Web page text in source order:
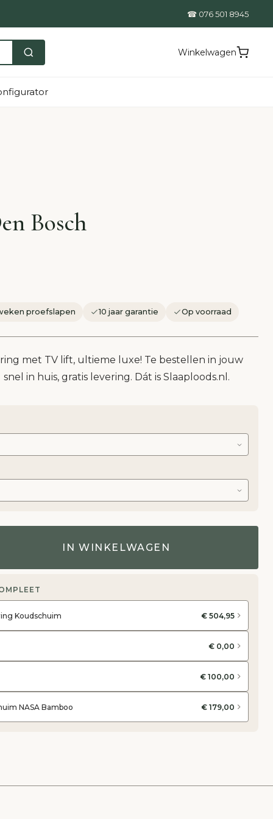
☎ 076 501 8945
Winkelwagen
Bosch
proefslapen 10 jaar garantie Op voorraad
met TV lift, ultieme luxe! Te bestellen in jouw
in huis, gratis levering. Dát is Slaaploods.nl.
IN WINKELWAGEN
Koudschuim € 504,95
€ 0,00
€ 100,00
NASA Bamboo € 179,00